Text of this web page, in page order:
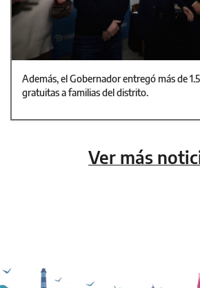
Además, el Gobernador entregó más de
gratuitas a familias del distrito.
Ver más